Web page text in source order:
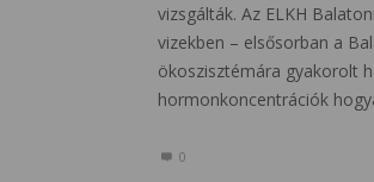
vizsgálták. Az ELKH
vizekben – elsősorban a
ökoszisztémára gyakorolt
hormonkoncentrációk
0